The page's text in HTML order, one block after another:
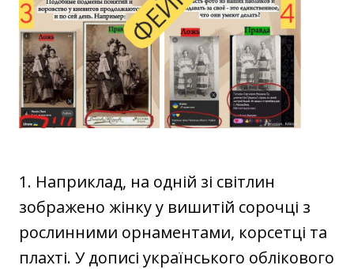
1. Наприклад, на одній зі світлин
зображено жінку у вишитій сорочці з
рослинними орнаментами, корсетці та
плахті. У дописі українського облікового